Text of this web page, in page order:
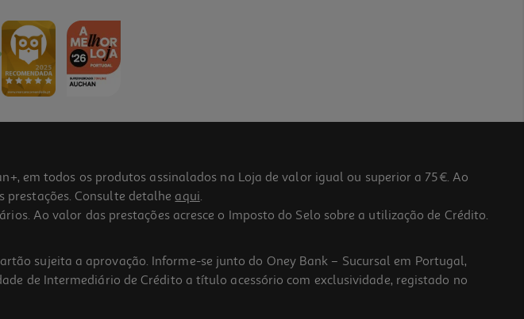
em todos os produtos assinalados na Loja de valor igual ou superior a 75€. Ao
prestações. Consulte detalhe aqui.
Ao valor das prestações acresce o Imposto do Selo sobre a utilização de Crédito.
sujeita a aprovação. Informe-se junto do Oney Bank – Sucursal em Portugal,
de Intermediário de Crédito a título acessório com exclusividade, registado no